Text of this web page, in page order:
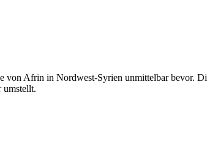
Afrin in Nordwest-Syrien unmittelbar bevor.
umstellt.